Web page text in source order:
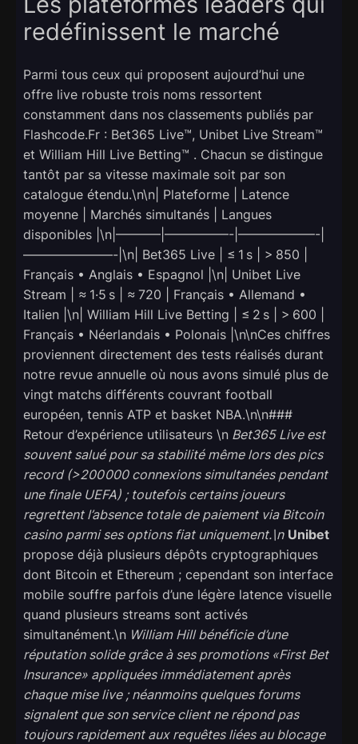
redéfinissent le marché
Parmi tous ceux qui proposent aujourd’hui une
offre live robuste trois noms ressortent
constamment dans nos classements publiés par
Flashcode.Fr : Bet365 Live™, Unibet Live Stream™
et William Hill Live Betting™ . Chacun se distingue
tantôt par sa vitesse maximale soit par son
catalogue étendu.\n\n| Plateforme | Latence
moyenne | Marchés simultanés | Langues
disponibles |\n|———–|—————-|——————-|
———————-|\n| Bet365 Live | ≤ 1 s | > 850 |
Français • Anglais • Espagnol |\n| Unibet Live
Stream | ≈ 1·5 s | ≈ 720 | Français • Allemand •
Italien |\n| William Hill Live Betting | ≤ 2 s | > 600 |
Français • Néerlandais • Polonais |\n\nCes chiffres
proviennent directement des tests réalisés durant
notre revue annuelle où nous avons simulé plus de
vingt matchs différents couvrant football
européen, tennis ATP et basket NBA.\n\n###
Retour d’expérience utilisateurs \n Bet365 Liveest
souvent salué pour sa stabilité même lors des pics
record (>200 000 connexions simultanées pendant
une finale UEFA) ; toutefois certains joueurs
regrettent l’absence totale de paiement via Bitcoin
casino parmi ses options fiat uniquement.\n Unibet
propose déjà plusieurs dépôts cryptographiques
dont Bitcoin et Ethereum ; cependant son interface
mobile souffre parfois d’une légère latence visuelle
quand plusieurs streams sont activés
simultanément.\n William Hillbénéficie d’une
réputation solide grâce à ses promotions «​First Bet
Insurance​» appliquées immédiatement après
chaque mise live ; néanmoins quelques forums
signalent que son service client ne répond pas
toujours rapidement aux requêtes liées au blocage